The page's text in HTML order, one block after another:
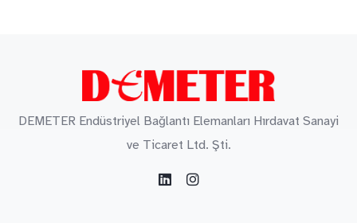
DEMETER Endüstriyel Bağlantı Elemanları Hırdavat Sanayi
ve Ticaret Ltd. Şti.